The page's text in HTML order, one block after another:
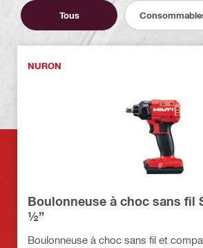
Tous
NURON
Boulonneuse à choc sans fil
½”
Boulonneuse à choc sans fil et